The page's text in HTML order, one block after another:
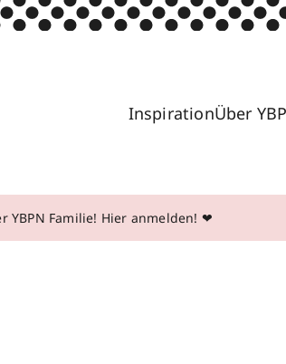
InspirationÜber
YBPN Familie! Hier anmelden! ❤